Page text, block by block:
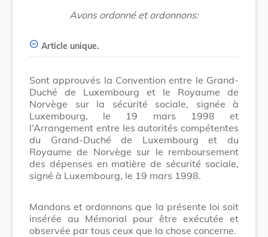
Avons ordonné et ordonnons:
Article unique.
Sont approuvés la Convention entre le Grand-
Duché de Luxembourg et le Royaume de
Norvège sur la sécurité sociale, signée à
Luxembourg, le 19 mars 1998 et
l’Arrangement entre les autorités compétentes
du Grand-Duché de Luxembourg et du
Royaume de Norvège sur le remboursement
des dépenses en matière de sécurité sociale,
signé à Luxembourg, le 19 mars 1998.
Mandons et ordonnons que la présente loi soit
insérée au Mémorial pour être exécutée et
observée par tous ceux que la chose concerne.